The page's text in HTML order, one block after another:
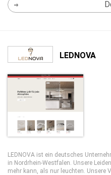
LEDNOVA
LEDNOVA ist ein deutsches
in Nordrhein-Westfalen. Unsere
mehr kann, als nur leuchten. Unsere